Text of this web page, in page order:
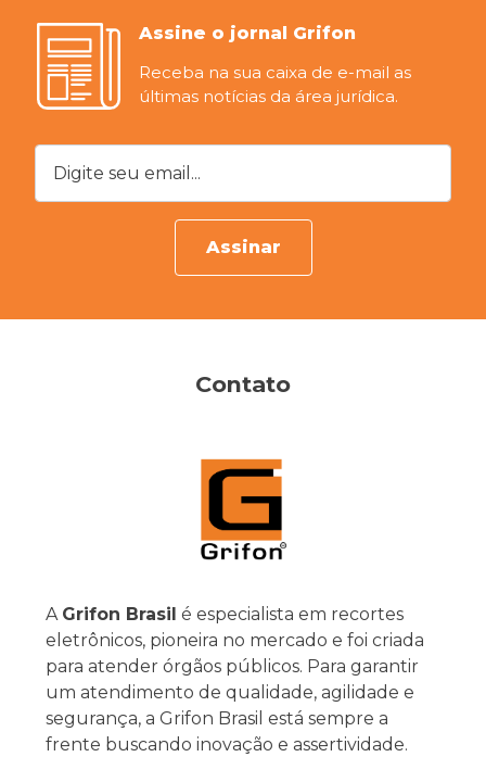
Assine o jornal Grifon
Receba na sua caixa de e-mail as
últimas notícias da área jurídica.
Digite seu email...
Assinar
Contato
A Grifon Brasil é especialista em recortes
eletrônicos, pioneira no mercado e foi criada
para atender órgãos públicos. Para garantir
um atendimento de qualidade, agilidade e
segurança, a Grifon Brasil está sempre a
frente buscando inovação e assertividade.